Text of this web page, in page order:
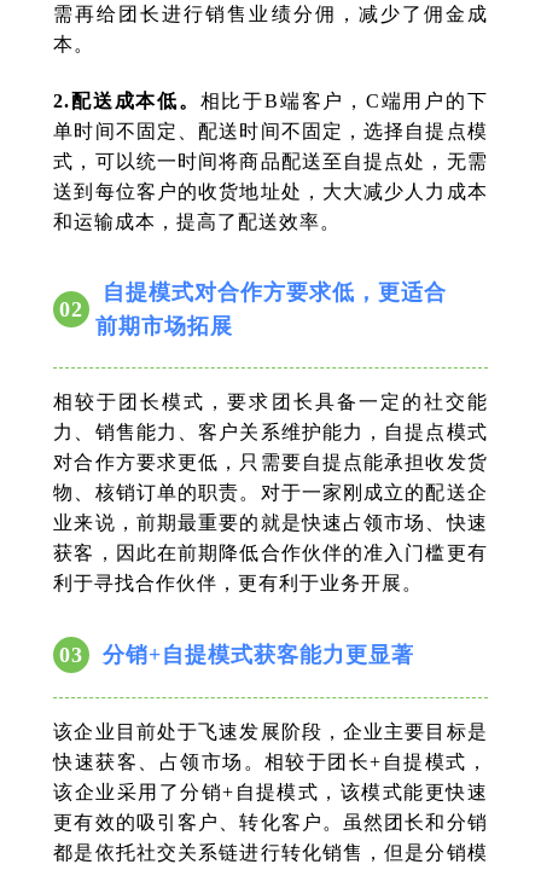
需再给团长进行销售业绩分佣，减少了佣金成
本。
2.配送成本低。 相比于B端客户，C端用户的下
单时间不固定、配送时间不固定，选择自提点模
式，可以统一时间将商品配送至自提点处，无需
送到每位客户的收货地址处，大大减少人力成本
和运输成本，提高了配送效率。
02
自提模式对合作方要求低，更适合
前期市场拓展
相较于团长模式，要求团长具备一定的社交能
力、销售能力、客户关系维护能力，自提点模式
对合作方要求更低，只需要自提点能承担收发货
物、核销订单的职责。对于一家刚成立的配送企
业来说，前期最重要的就是快速占领市场、快速
获客，因此在前期降低合作伙伴的准入门槛更有
利于寻找合作伙伴，更有利于业务开展。
03 分销+自提模式获客能力更显著
该企业目前处于飞速发展阶段，企业主要目标是
快速获客、占领市场。相较于团长+自提模式，
该企业采用了分销+自提模式，该模式能更快速
更有效的吸引客户、转化客户。虽然团长和分销
都是依托社交关系链进行转化销售，但是分销模